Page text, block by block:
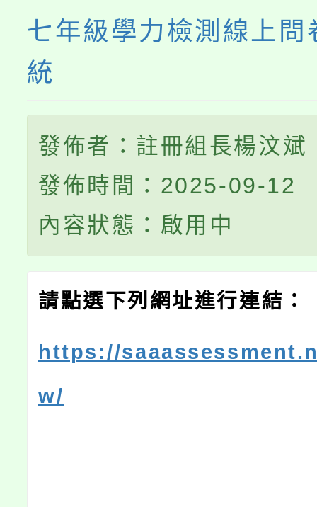
七年級學力檢測線上問
統
發佈者：註冊組長楊汶斌
發佈時間：2025-09-12
內容狀態：啟用中
請點選下列網址進行連結：
https://
w/